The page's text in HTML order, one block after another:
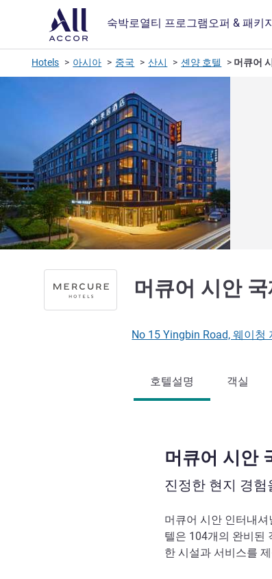
숙박로열티 프로그램 오퍼 & 패키
Hotels 아시아 중국 산시 셴양 호텔 머큐어
머큐어 시안
No 15 Yingbin Road, 웨이청
호텔설명 객실
머큐어 시안
진정한 현지 경험
머큐어 시안 인터내
텔은 104개의 완비된
한 시설과 서비스를